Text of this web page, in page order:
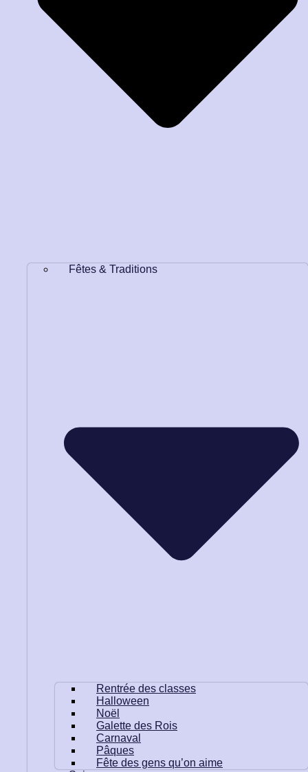
Fêtes & Traditions
Rentrée des classes
Halloween
Noël
Galette des Rois
Carnaval
Pâques
Fête des gens qu’on aime